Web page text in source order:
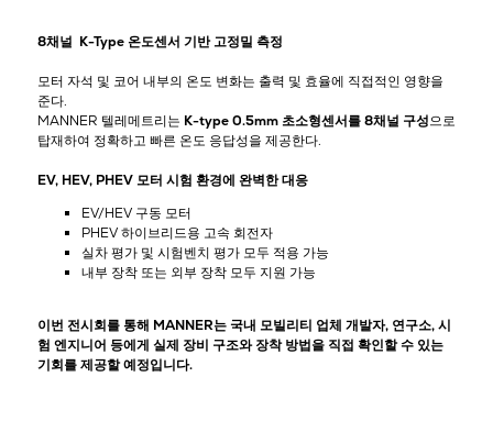
8채널 K-Type 온도센서 기반 고정밀 측정
모터 자석 및 코어 내부의 온도 변화는 출력 및 효율에 직접적인 영향을
준다.
MANNER 텔레메트리는 K-type 0.5mm 초소형센서를 8채널 구성으로
탑재하여 정확하고 빠른 온도 응답성을 제공한다.
EV, HEV, PHEV 모터 시험 환경에 완벽한 대응
EV/HEV 구동 모터
PHEV 하이브리드용 고속 회전자
실차 평가 및 시험벤치 평가 모두 적용 가능
내부 장착 또는 외부 장착 모두 지원 가능
이번 전시회를 통해 MANNER는 국내 모빌리티 업체 개발자, 연구소, 시
험 엔지니어 등에게 실제 장비 구조와 장착 방법을 직접 확인할 수 있는
기회를 제공할 예정입니다.